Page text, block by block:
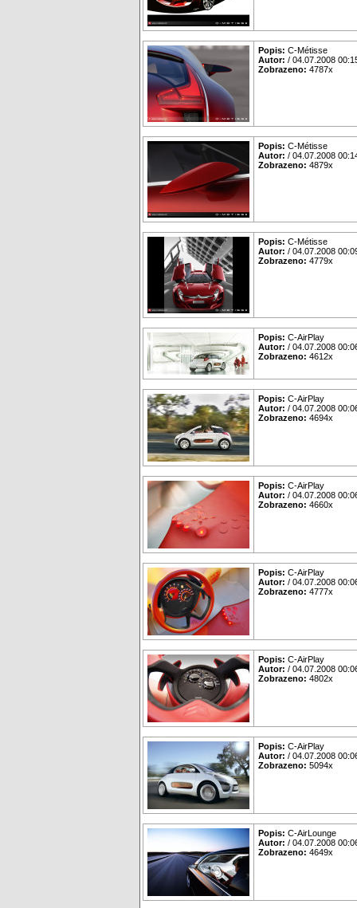
Popis: C-Métisse
Autor: / 04.07.2008
Zobrazeno: 4787x
Popis: C-Métisse
Autor: / 04.07.2008
Zobrazeno: 4879x
Popis: C-Métisse
Autor: / 04.07.2008
Zobrazeno: 4779x
Popis: C-AirPlay
Autor: / 04.07.2008
Zobrazeno: 4612x
Popis: C-AirPlay
Autor: / 04.07.2008
Zobrazeno: 4694x
Popis: C-AirPlay
Autor: / 04.07.2008
Zobrazeno: 4660x
Popis: C-AirPlay
Autor: / 04.07.2008
Zobrazeno: 4777x
Popis: C-AirPlay
Autor: / 04.07.2008
Zobrazeno: 4802x
Popis: C-AirPlay
Autor: / 04.07.2008
Zobrazeno: 5094x
Popis: C-AirLounge
Autor: / 04.07.2008
Zobrazeno: 4649x